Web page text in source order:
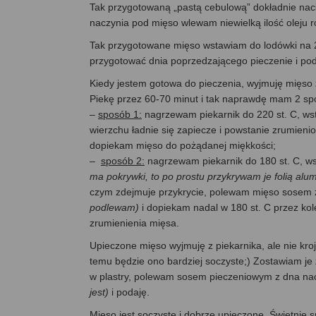
Tak przygotowaną „pastą cebulową” dokładnie
naczynia pod mięso wlewam niewielką ilość oleju
Tak przygotowane mięso wstawiam do lodówki
przygotować dnia poprzedzającego pieczenie i
Kiedy jestem gotowa do pieczenia, wyjmuję
Piekę przez 60-70 minut i tak naprawdę mam 2
– sposób 1: nagrzewam piekarnik do 220 st. C,
wierzchu ładnie się zapiecze i powstanie
dopiekam mięso do pożądanej miękkości;
– sposób 2: nagrzewam piekarnik do 180 st. C,
ma pokrywki, to po prostu przykrywam je folią
czym zdejmuje przykrycie, polewam mięso sosem
podlewam) i dopiekam nadal w 180 st. C przez
zrumienienia mięsa.
Upieczone mięso wyjmuję z piekarnika, ale nie
temu będzie ono bardziej soczyste;) Zostawiam
w plastry, polewam sosem pieczeniowym z dna
jest) i podaję.